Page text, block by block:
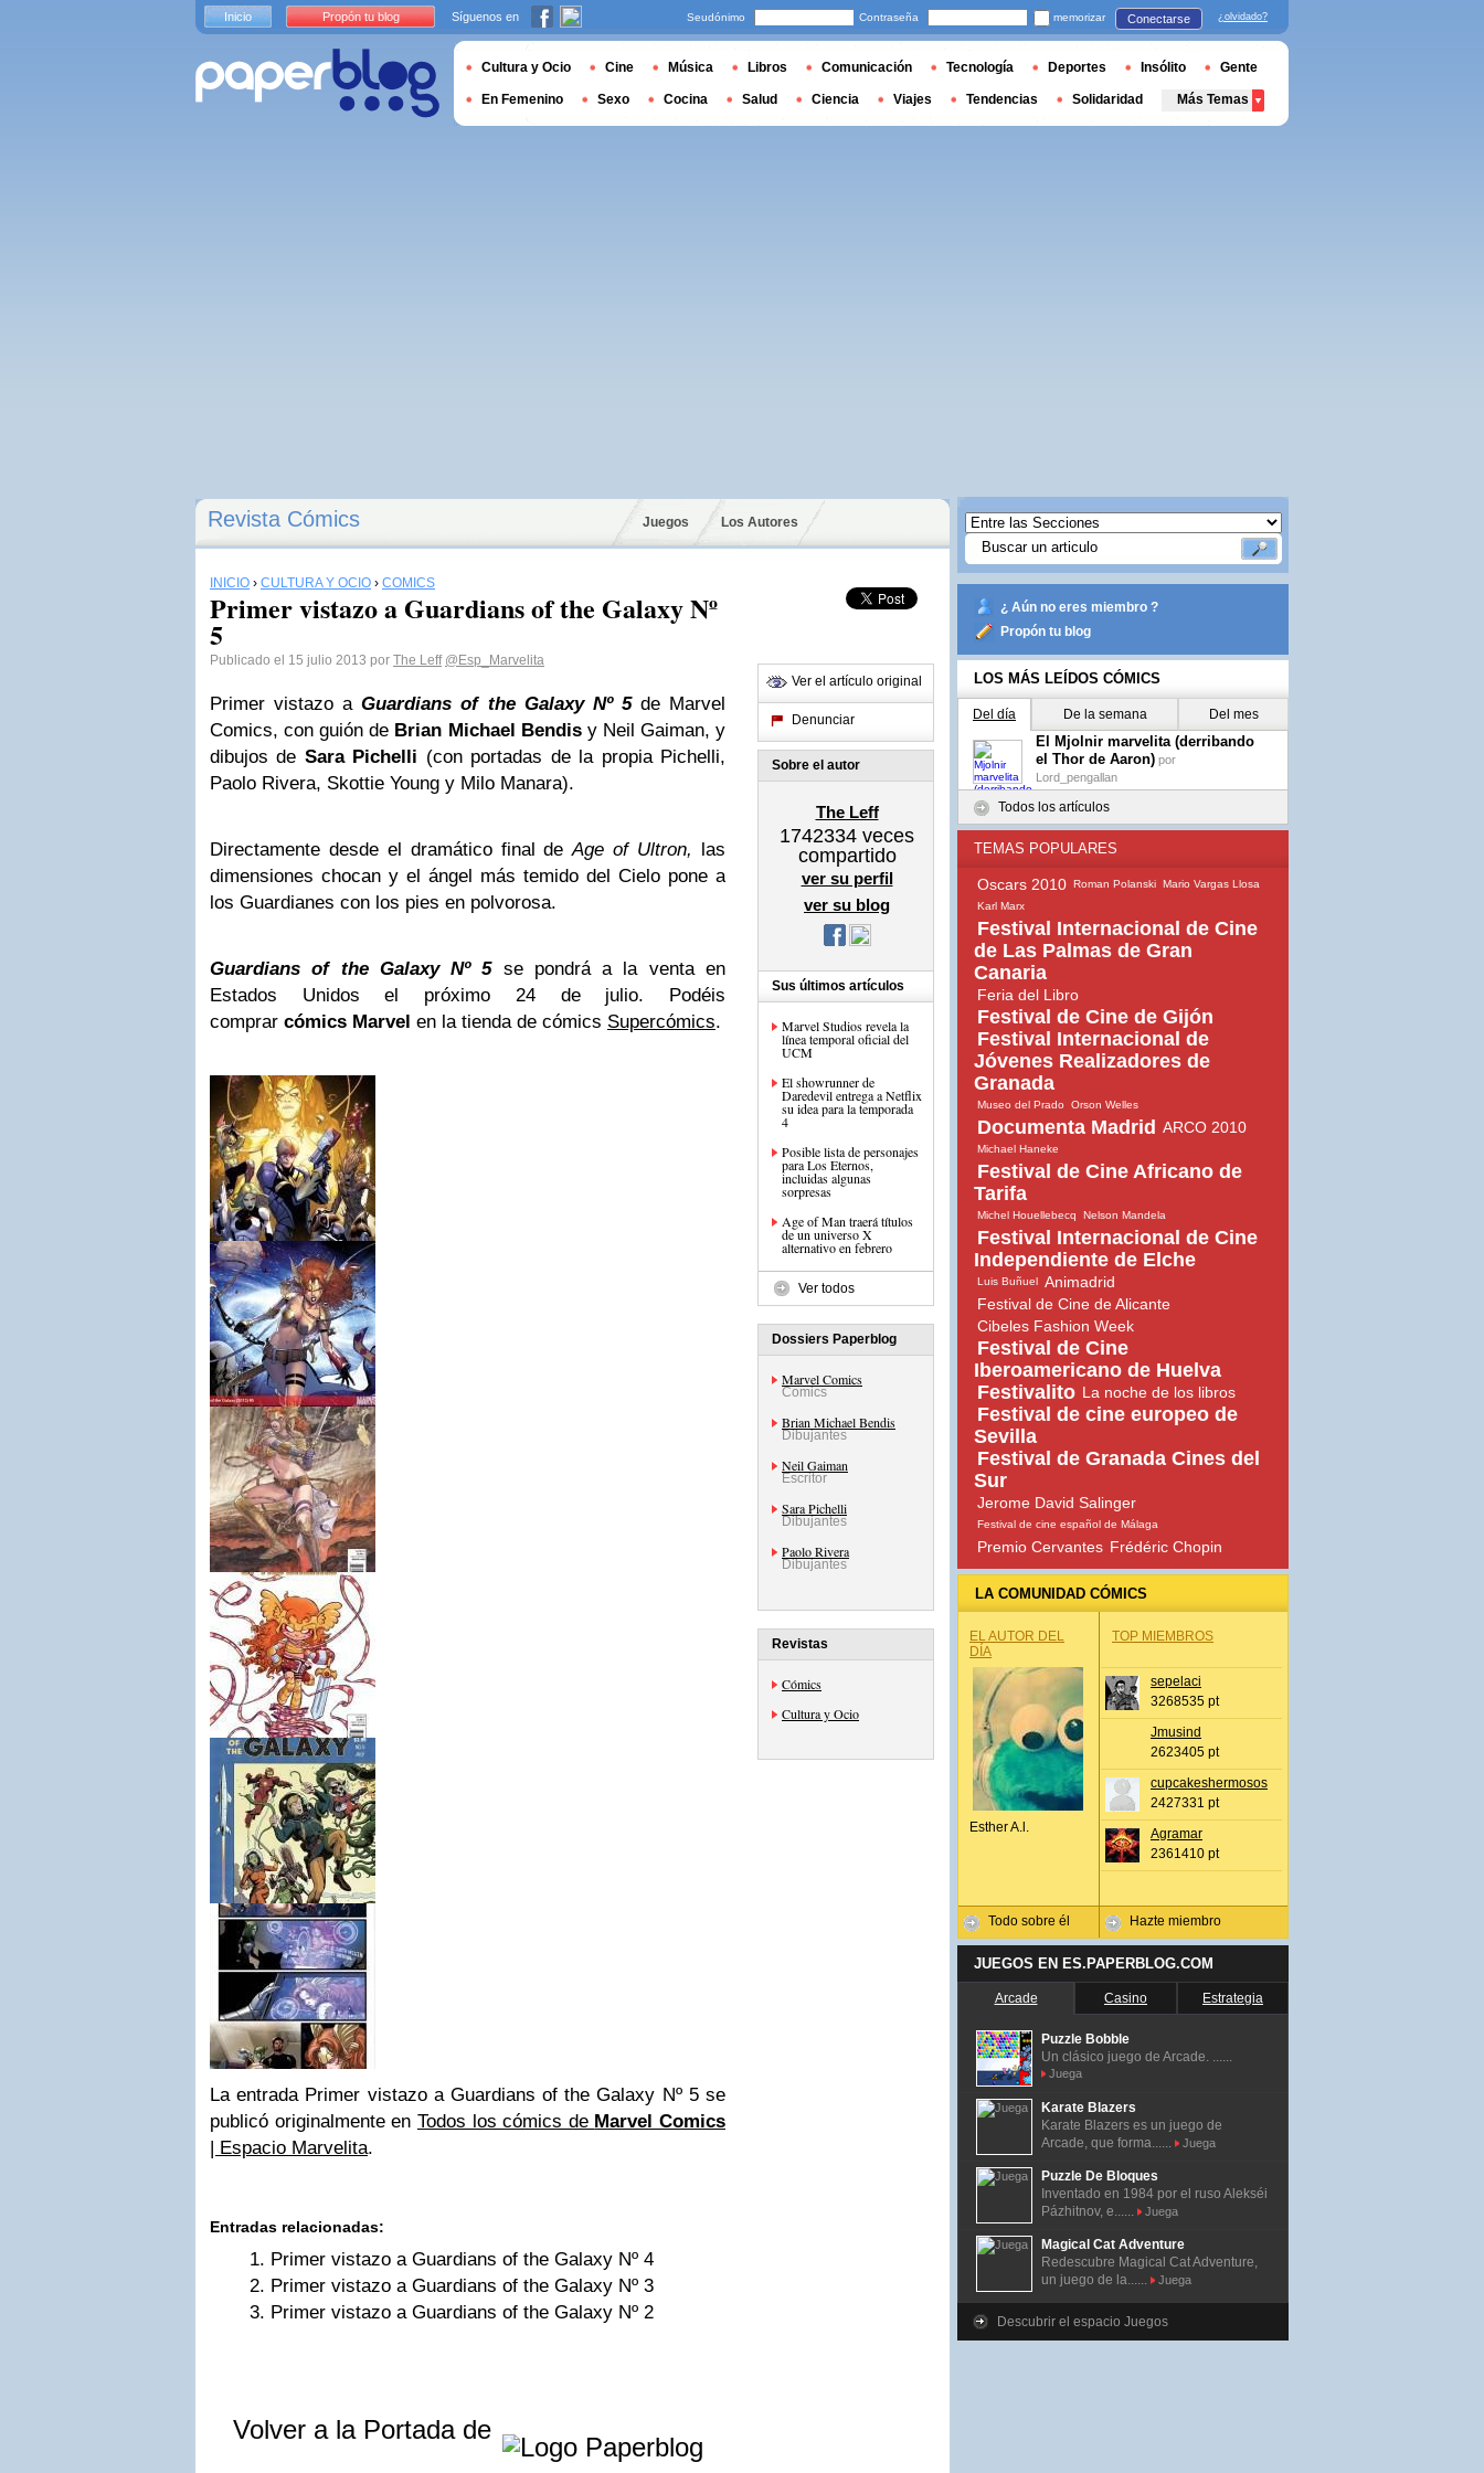
Revista Cómics Juegos Los Autores
INICIO › CULTURA Y OCIO › CÓMICS
Primer vistazo a Guardians of the Galaxy Nº
5
Publicado el 15 julio 2013 por The Leff @Esp_Marvelita
Primer vistazo aGuardians of the Galaxy Nº 5de Marvel
Comics, con guión de Brian Michael Bendisy Neil Gaiman, y
dibujos de Sara Pichelli (con portadas de la propia Pichelli,
Paolo Rivera, Skottie Young y Milo Manara).
Directamente desde el dramático final deAge of Ultron, las
dimensiones chocan y el ángel más temido del Cielo pone a
los Guardianes con los pies en polvorosa.
Guardians of the Galaxy Nº 5se pondrá a la venta en
Estados Unidos el próximo 24 de julio. Podéis
comprar cómics Marvel en la tienda de cómics Supercómics.
La entrada Primer vistazo a Guardians of the Galaxy Nº 5 se
publicó originalmente en Todos los cómics de Marvel Comics
| Espacio Marvelita.
Entradas relacionadas:
Primer vistazo a Guardians of the Galaxy Nº 4
Primer vistazo a Guardians of the Galaxy Nº 3
Primer vistazo a Guardians of the Galaxy Nº 2
Volver a la Portada de
Ver el artículo original
Denunciar
Sobre el autor
The Leff
1742334 veces
compartido
ver su perfil
ver su blog
Sus últimos artículos
Marvel Studios revela la
línea temporal oficial del
UCM
El showrunner de
Daredevil entrega a Netflix
su idea para la temporada
4
Posible lista de personajes
para Los Eternos,
incluidas algunas
sorpresas
Age of Man traerá títulos
de un universo X
alternativo en febrero
Ver todos
Dossiers Paperblog
Marvel Comics
Comics
Brian Michael Bendis
Dibujantes
Neil Gaiman
Escritor
Sara Pichelli
Dibujantes
Paolo Rivera
Dibujantes
Revistas
Cómics
Cultura y Ocio
¿ Aún no eres miembro ?
Propón tu blog
LOS MÁS LEÍDOS CÓMICS
Del día De la semana Del mes
El Mjolnir marvelita (derribando
el Thor de Aaron) por
Lord_pengallan
Todos los artículos
TEMAS POPULARES
Oscars 2010 Roman Polanski Mario Vargas Llosa
Karl Marx
Festival Internacional de Cine
de Las Palmas de Gran
Canaria
Feria del Libro
Festival de Cine de Gijón
Festival Internacional de
Jóvenes Realizadores de
Granada
Museo del Prado Orson Welles
Documenta Madrid ARCO 2010
Michael Haneke
Festival de Cine Africano de
Tarifa
Michel Houellebecq Nelson Mandela
Festival Internacional de Cine
Independiente de Elche
Luis Buñuel Animadrid
Festival de Cine de Alicante
Cibeles Fashion Week
Festival de Cine
Iberoamericano de Huelva
Festivalito La noche de los libros
Festival de cine europeo de
Sevilla
Festival de Granada Cines del
Sur
Jerome David Salinger
Festival de cine español de Málaga
Premio Cervantes Frédéric Chopin
LA COMUNIDAD CÓMICS
EL AUTOR DEL
DÍA
Esther A.l.
Todo sobre él
TOP MIEMBROS
sepelaci
3268535 pt
Jmusind
2623405 pt
cupcakeshermosos
2427331 pt
Agramar
2361410 pt
Hazte miembro
JUEGOS EN ES.PAPERBLOG.COM
Arcade Casino Estrategia
Puzzle Bobble
Un clásico juego de Arcade. ......
Juega
Karate Blazers
Karate Blazers es un juego de
Arcade, que forma......
Juega
Puzzle De Bloques
Inventado en 1984 por el ruso Alekséi
Pázhitnov, e......
Juega
Magical Cat Adventure
Redescubre Magical Cat Adventure,
un juego de la......
Juega
Descubrir el espacio Juegos
Inicio Propón tu blog Síguenos en Seudónimo Contraseña memorizar Conectarse ¿olvidado?
Cultura y Ocio Cine Música Libros Comunicación Tecnología Deportes Insólito Gente
En Femenino Sexo Cocina Salud Ciencia Viajes Tendencias Solidaridad Más Temas